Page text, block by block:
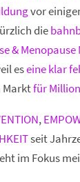
vor
die
&
eseine klar
Marktfür
,
seit
im Fokus